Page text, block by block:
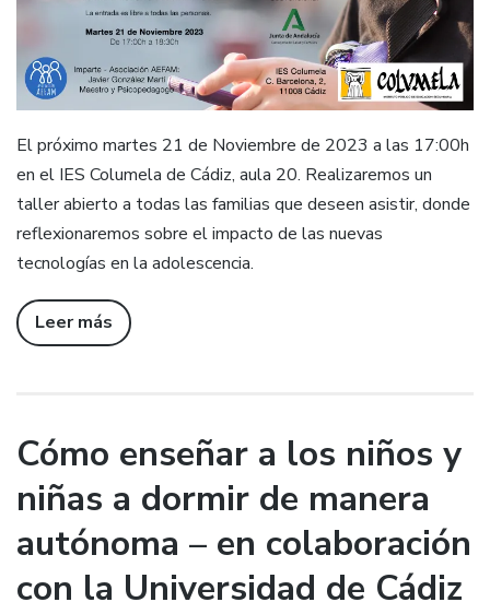
El próximo martes 21 de Noviembre de 2023 a las 17:00h
en el IES Columela de Cádiz, aula 20. Realizaremos un
taller abierto a todas las familias que deseen asistir, donde
reflexionaremos sobre el impacto de las nuevas
tecnologías en la adolescencia.
Leer más
Cómo enseñar a los niños y
niñas a dormir de manera
autónoma – en colaboración
con la Universidad de Cádiz